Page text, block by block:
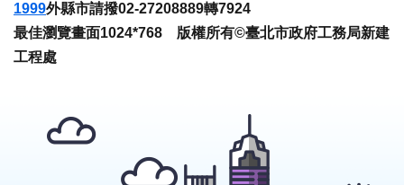
1999外縣市請撥02-27208889轉7924
最佳瀏覽畫面1024*768 版權所有©臺北市政府工務局新建
工程處